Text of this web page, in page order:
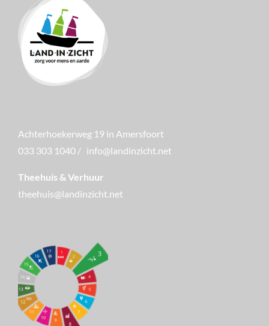
Achterhoekerweg 19 in Amersfoort
033 303 1040 / info@landinzicht.net
Theehuis & Verhuur
theehuis@landinzicht.net